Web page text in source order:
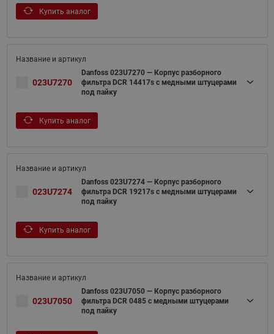
Купить аналог
023U7270
Danfoss 023U7270 — Корпус разборного
фильтра DCR 14417s с медными штуцерами
под пайку
Купить аналог
023U7274
Danfoss 023U7274 — Корпус разборного
фильтра DCR 19217s с медными штуцерами
под пайку
Купить аналог
023U7050
Danfoss 023U7050 — Корпус разборного
фильтра DCR 0485 с медными штуцерами
под пайку